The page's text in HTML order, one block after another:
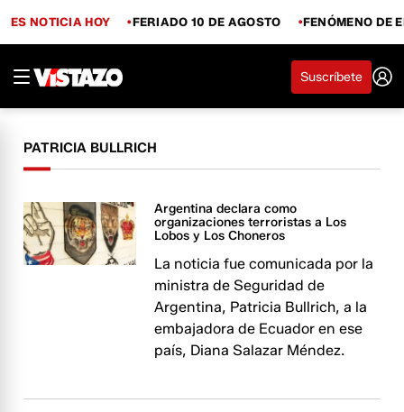
ES NOTICIA HOY FERIADO 10 DE AGOSTO FENÓMENO DE
Suscríbete
PATRICIA BULLRICH
Argentina declara como
organizaciones terroristas a Los
Lobos y Los Choneros
La noticia fue comunicada por la
ministra de Seguridad de
Argentina, Patricia Bullrich, a la
embajadora de Ecuador en ese
país, Diana Salazar Méndez.